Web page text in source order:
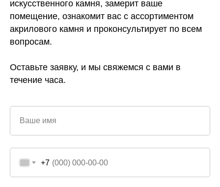
искусственного камня, замерит ваше
помещение, ознакомит вас с ассортиментом
акрилового камня и проконсультирует по всем
вопросам.
Оставьте заявку, и мы свяжемся с вами в
течение часа.
Ваше имя
+7